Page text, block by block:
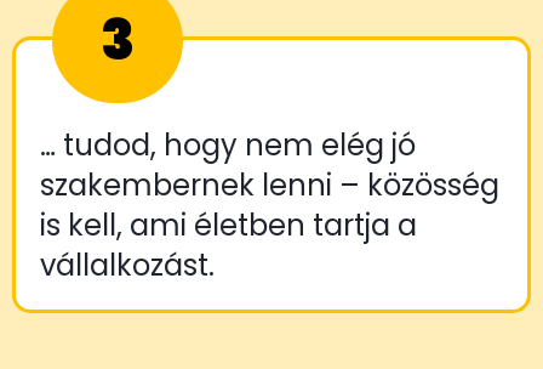
3
… tudod, hogy nem elég jó
szakembernek lenni – közösség
is kell, ami életben tartja a
vállalkozást.